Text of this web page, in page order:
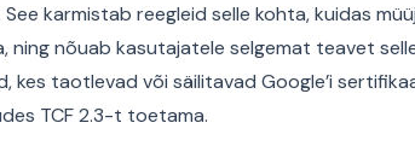
karmistab reegleid selle kohta, kuidas
ning nõuab kasutajatele selgemat teavet
kes taotlevad või säilitavad Google’i
TCF 2.3-t toetama.